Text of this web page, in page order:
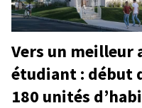
Vers un meilleur
étudiant : début
180 unités